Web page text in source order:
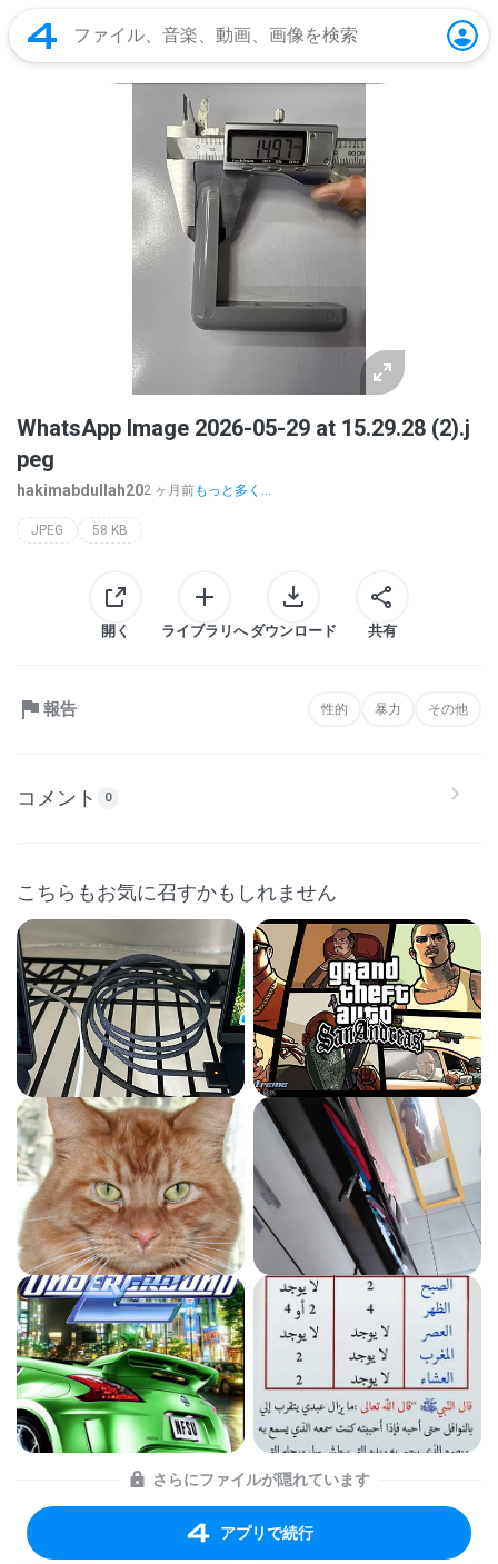
WhatsApp Image 2026-05-29 at 15.29.28 (2).j
peg
hakimabdullah202 ヶ月前もっと多く...
JPEG 58 KB
開く ライブラリへ ダウンロード 共有
報告 性的 暴力 その他
コメント 0
こちらもお気に召すかもしれません
さらにファイルが隠れています
アプリで続行